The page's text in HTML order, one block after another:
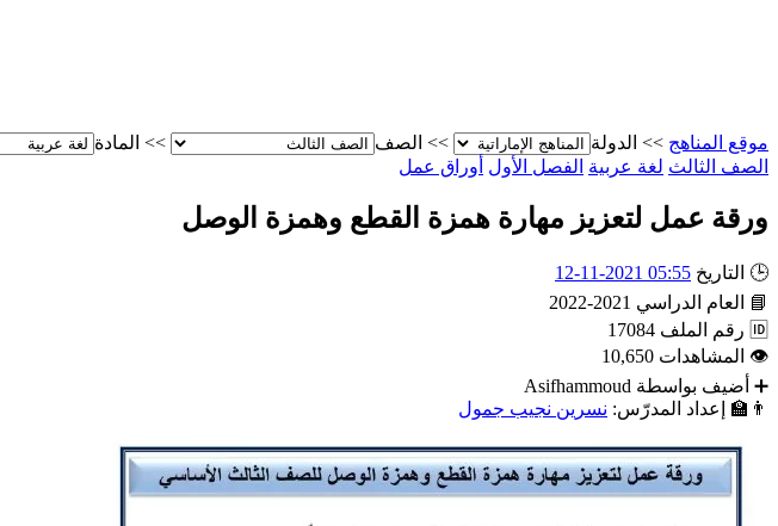
موقع المناهج >> الدولة >> الصف >> المادة
الصف الثالث لغة عربية الفصل الأول أوراق عمل
ورقة عمل لتعزيز مهارة همزة القطع وهمزة الوصل
🕒 التاريخ 05:55 2021-11-12
📘
العام الدراسي 2021-2022
🆔 رقم الملف 17084
👁 المشاهدات 10,650
➕ أضيف بواسطة Asifhammoud
👨‍🏫
إعداد المدرّس: نسرين نجيب جمول